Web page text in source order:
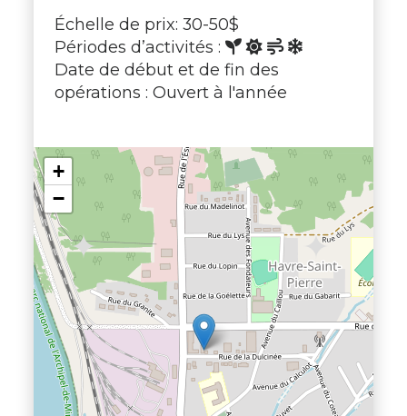
Échelle de prix: 30-50$
Périodes d’activités :
Date de début et de fin des
opérations : Ouvert à l'année
+
−